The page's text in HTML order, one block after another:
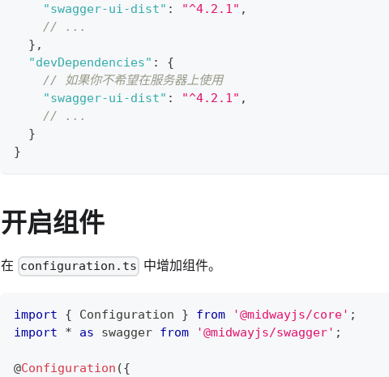
"swagger-ui-dist" : "^4.2.1" ,
// ...
} ,
"devDependencies" :
{
// 如果你不希望在服务器上使用
"swagger-ui-dist" : "^4.2.1" ,
// ...
}
}
开启组件
在 configuration.ts 中增加组件。
import { Configuration } from '@midwayjs/core' ;
import
* as swagger from '@midwayjs/swagger' ;
@Configuration ({